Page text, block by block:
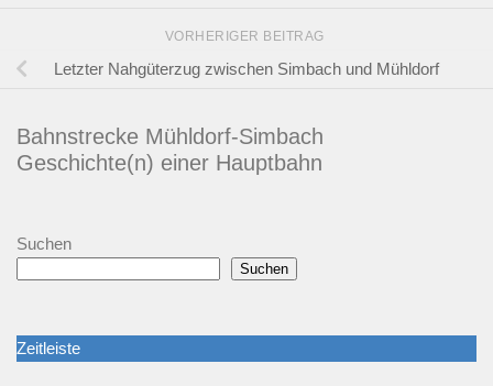
VORHERIGER BEITRAG
Letzter Nahgüterzug zwischen Simbach und Mühldorf
Bahnstrecke Mühldorf-Simbach
Geschichte(n) einer Hauptbahn
Suchen
Suchen
Zeitleiste